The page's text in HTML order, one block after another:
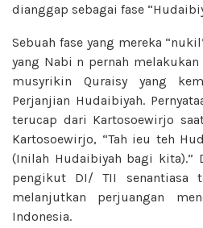
dianggap sebagai fase
Sebuah fase yang mereka
yang Nabi n pernah
musyrikin Quraisy yang
Perjanjian Hudaibiyah.
terucap dari Kartosoewirjo
Kartosoewirjo, “Tah ieu teh
(Inilah Hudaibiyah bagi kita).”
pengikut DI/ TII senantiasa
melanjutkan perjuangan
Indonesia.